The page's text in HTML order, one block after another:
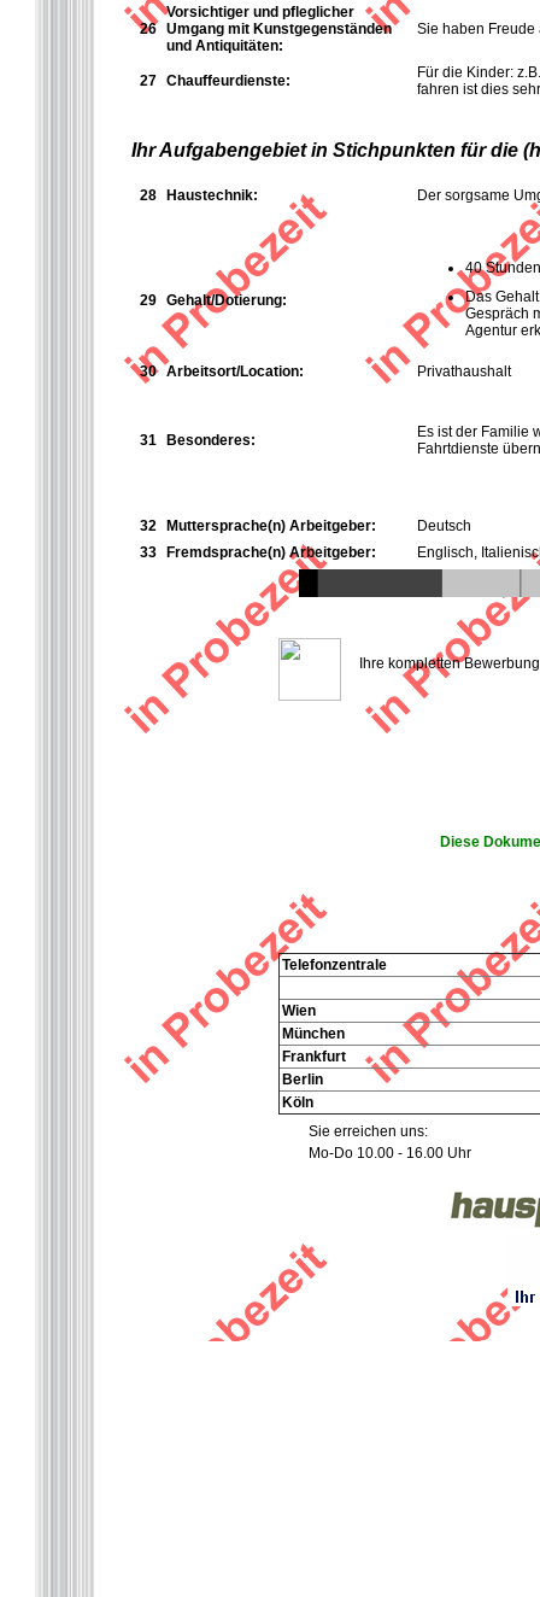
26
Vorsichtiger und pfleglicher
Umgang mit Kunstgegenständen
und Antiquitäten:
Sie haben
27 Chauffeurdienste:
Für die Kinder:
fahren ist dies
Ihr Aufgabengebiet in Stichpunkten für die
28 Haustechnik: Der sorgsame
29 Gehalt/Dotierung:
40
Das
Gespräch
Agentur
30 Arbeitsort/Location: Privathaushalt
31 Besonderes:
Es ist der Familie
Fahrtdienste
32 Muttersprache(n) Arbeitgeber:
Deutsch
33
Fremdsprache(n) Arbeitgeber: Englisch,
Ihre kompletten
Diese
Telefonzentrale
Wien
München
Frankfurt
Berlin
Köln
Sie erreichen uns:
Mo-Do 10.00 - 16.00 Uhr